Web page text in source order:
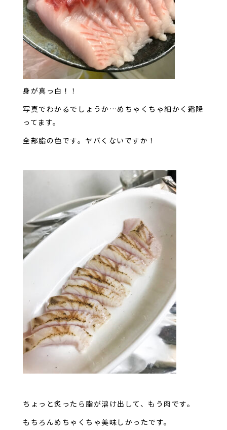
身が真っ白！！
写真でわかるでしょうか…めちゃくちゃ細かく霜降
ってます。
全部脂の色です。ヤバくないですか！
ちょっと炙ったら脂が溶け出して、もう肉です。
もちろんめちゃくちゃ美味しかったです。